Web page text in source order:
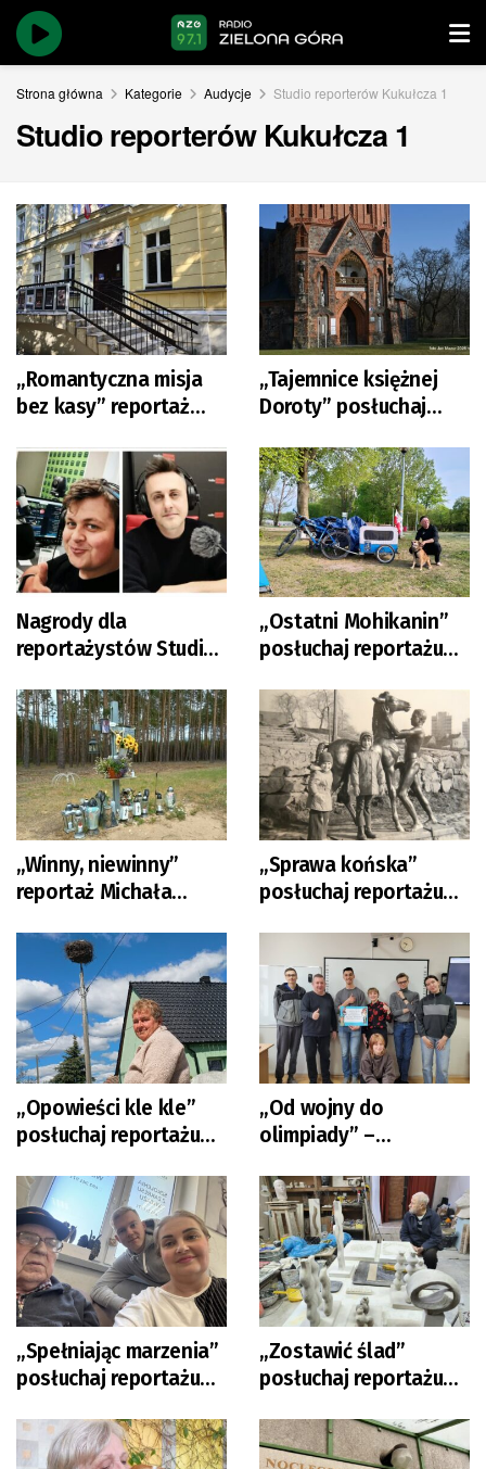
Strona główna Kategorie Audycje Studio reporterów Kukułcza 1
Studio reporterów Kukułcza 1
„Romantyczna misja
bez kasy” reportaż
Dybaś
„Tajemnice księżnej
Doroty” posłuchaj
Wróbel-Szały
Nagrody dla
reportażystów Studia
„Ostatni Mohikanin”
posłuchaj reportażu
„Winny, niewinny”
reportaż Michała
godz. 13.20
„Sprawa końska”
posłuchaj reportażu
„Opowieści kle kle”
posłuchaj reportażu
„Od wojny do
olimpiady” –
Bartosza Schaefera
„Spełniając marzenia”
posłuchaj reportażu
„Zostawić ślad”
posłuchaj reportażu